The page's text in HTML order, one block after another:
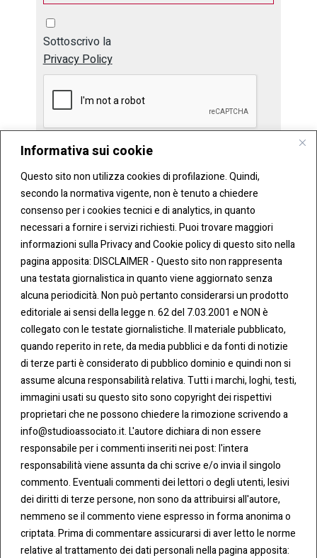
Informativa sui cookie
Questo sito non utilizza cookies di profilazione. Quindi,
secondo la normativa vigente, non è tenuto a chiedere
consenso per i cookies tecnici e di analytics, in quanto
necessari a fornire i servizi richiesti. Puoi trovare maggiori
informazioni sulla Privacy and Cookie policy di questo sito nella
pagina apposita: DISCLAIMER - Questo sito non rappresenta
una testata giornalistica in quanto viene aggiornato senza
alcuna periodicità. Non può pertanto considerarsi un prodotto
editoriale ai sensi della legge n. 62 del 7.03.2001 e NON è
collegato con le testate giornalistiche. Il materiale pubblicato,
quando reperito in rete, da media pubblici e da fonti di notizie
di terze parti è considerato di pubblico dominio e quindi non si
assume alcuna responsabilità relativa. Tutti i marchi, loghi, testi,
immagini usati su questo sito sono copyright dei rispettivi
proprietari che ne possono chiedere la rimozione scrivendo a
info@studioassociato.it. L'autore dichiara di non essere
responsabile per i commenti inseriti nei post: l'intera
responsabilità viene assunta da chi scrive e/o invia il singolo
commento. Eventuali commenti dei lettori o degli utenti, lesivi
dei diritti di terze persone, non sono da attribuirsi all'autore,
nemmeno se il commento viene espresso in forma anonima o
criptata. Prima di commentare assicurarsi di aver letto le norme
relative al trattamento dei dati personali nella pagina apposita:
Sottoscrivo la
Privacy Policy
CONT
ATTI
Tel:
0283438.482
Fax:
0283438.483
mail:
info@studioassociato.it
Via
Vittor
Pisani,
13 -
20124
Milano
COO
KIE &
PRIV
ACY
Cookie
Policy
Privacy
Policy